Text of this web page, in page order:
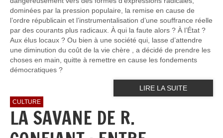
dominées par la pression populaire, la remise en cause de
l’ordre républicain et l’instrumentalisation d’une souffrance réelle
par des courants plus radicaux. À qui la faute alors ? À l’État ?
Aux élus locaux ? Ou bien à une société qui, lasse d’attendre
une diminution du coût de la vie chère , a décidé de prendre les
choses en main, quitte à remettre en cause les fondements
démocratiques ?
LIRE LA SUITE
CULTURE
LA SAVANE DE R.